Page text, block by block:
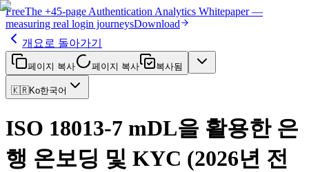
FreeThe +45-page Authentication Analytics Whitepaper —
measuring real login journeysDownload
개요로 돌아가기
페이지 복사 페이지 복사 복사됨
🇰🇷Ko한국어
ISO 18013-7 mDL을 활용한 은
행 온보딩 및 KYC (2026년 전